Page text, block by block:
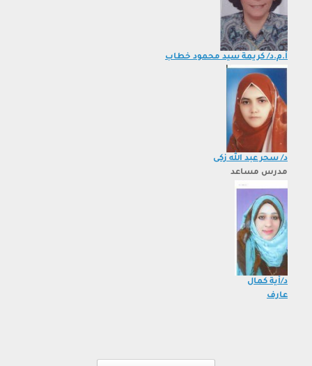
أ.م.د/ كريمة سيد محمود خطاب
د/ سحر عبد الله زكى
مدرس مساعد
د/أية كمال
عارف